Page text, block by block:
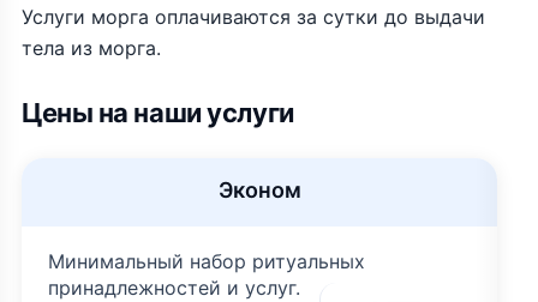
Услуги морга оплачиваются за сутки до выдачи
тела из морга.
Цены на наши услуги
Эконом
Минимальный набор ритуальных
принадлежностей и услуг.